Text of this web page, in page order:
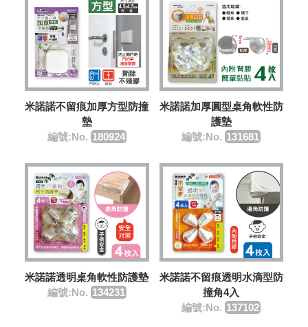
米諾諾不留痕加厚方型防撞
墊
編號:No. 180924
米諾諾加厚圓型桌角軟性防
護墊
編號:No. 131681
米諾諾透明桌角軟性防護墊
編號:No. 134231
米諾諾不留痕透明水滴型防
撞角4入
編號:No. 137102